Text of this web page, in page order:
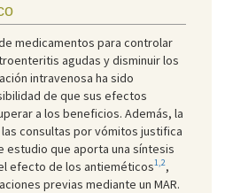
medicamentos para controlar
agudas y disminuir los
intravenosa ha sido
de que sus efectos
a los beneficios. Además, la
consultas por vómitos justifica
estudio que aporta una síntesis
efecto de los antieméticos1,2,
previas mediante un MAR.